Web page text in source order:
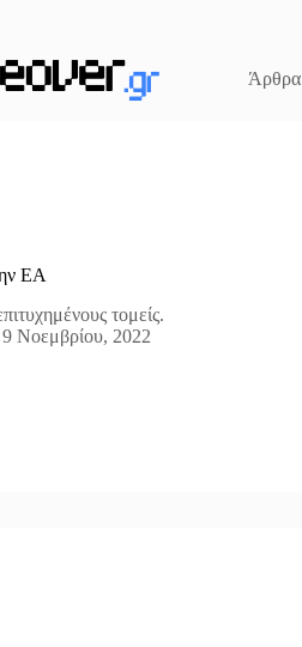
Άρθρα
ΕΑ
τομείς.
9 Νοεμβρίου, 2022